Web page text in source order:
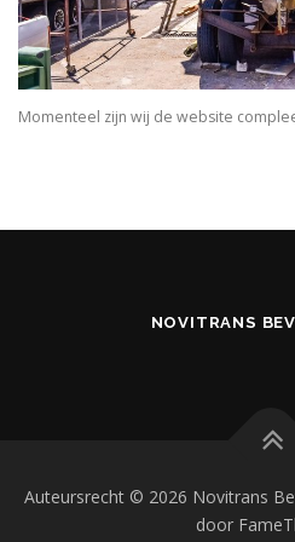
Momenteel zijn wij de website
NOVITRANS
Auteursrecht © 2026 Novitrans
door